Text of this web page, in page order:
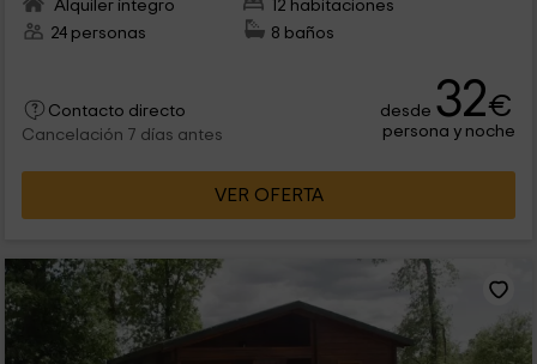
Alquiler íntegro
12 habitaciones
24 personas
8 baños
Contacto directo
Cancelación 7 días antes
desde 32€
persona y noche
VER OFERTA